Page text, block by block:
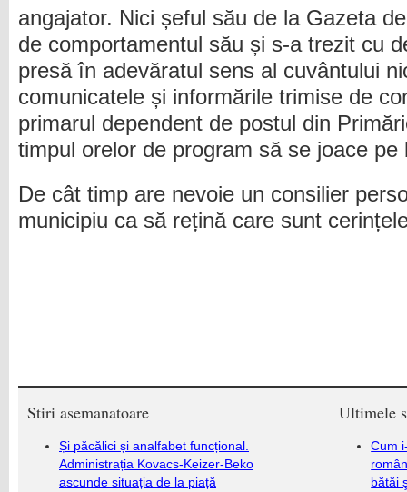
angajator. Nici șeful său de la Gazeta
de comportamentul său și s-a trezit cu
presă în adevăratul sens al cuvântului
comunicatele și informările trimise de
primarul dependent de postul din
timpul orelor de program să se joace pe
De cât timp are nevoie un consilier
municipiu ca să rețină care sunt
Stiri asemanatoare
Și păcălici și analfabet funcțional.
Administrația Kovacs-Keizer-Beko
ascunde situația de la piață
Ultimele
Cum
bătăi